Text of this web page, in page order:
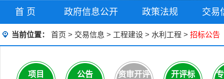
首 页 政府信息公开 政策法规 交易
当前位置： 首页 > 交易信息 > 工程建设 > 水利工程 > 招标公告
项目
公告
资审开评
开评标